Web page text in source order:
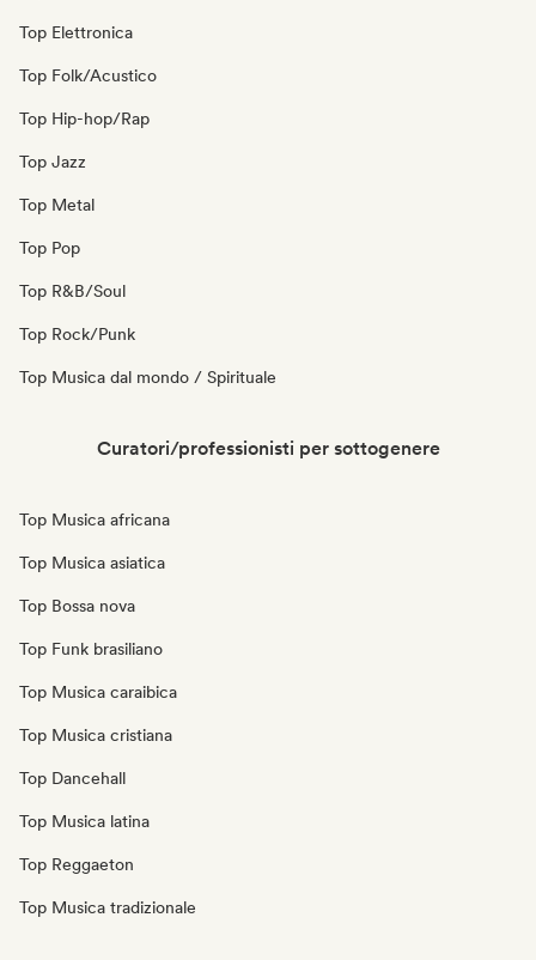
Top Elettronica
Top Folk/Acustico
Top Hip-hop/Rap
Top Jazz
Top Metal
Top Pop
Top R&B/Soul
Top Rock/Punk
Top Musica dal mondo / Spirituale
Curatori/professionisti per sottogenere
Top Musica africana
Top Musica asiatica
Top Bossa nova
Top Funk brasiliano
Top Musica caraibica
Top Musica cristiana
Top Dancehall
Top Musica latina
Top Reggaeton
Top Musica tradizionale